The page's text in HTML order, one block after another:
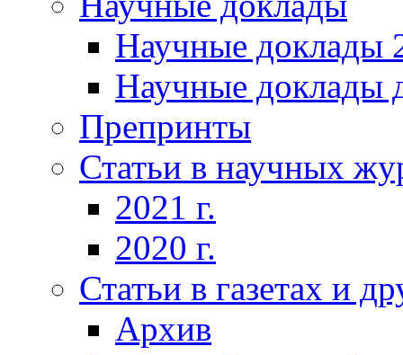
Научные доклады
Научные доклады
Препринты
Статьи в научных
2021 г.
2020 г.
Статьи в газетах и
Архив